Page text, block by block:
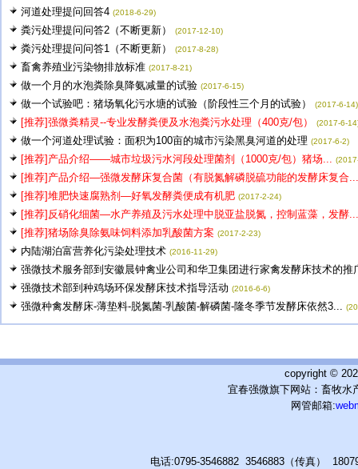
河道处理提问回答4 (2018-6-29)
粪污处理提问问答2（不断更新） (2017-12-10)
粪污处理提问问答1（不断更新） (2017-8-28)
畜禽养殖业污染物排放标准 (2017-8-21)
做一个月的水泡粪除臭降氨减量的试验 (2017-6-15)
做一个试验吧：猪场氧化污水塘的试验（阶段性三个月的试验） (2017-6-14)
[推荐]强微粪精灵--专业发酵粪便及水泡粪污水处理（400克/包） (2017-6-
做一个河道处理试验：面积为100亩的城市污染黑臭河道的处理 (2017-6-2)
[推荐]产品介绍——城市垃圾污水河段处理菌剂（1000克/包）猪场...
[推荐]产品介绍—强微发酵床复合菌（有脱氮解磷脱硫功能的发酵床复合...
[推荐]堆肥快速腐熟剂—好氧发酵粪便成有机肥 (2017-2-24)
[推荐]反硝化细菌—水产养殖及污水处理中脱亚盐脱氮，控制蓝藻，发酵...
[推荐]猪场除臭除氨味饲料添加乳酸菌方案 (2017-2-23)
内陆湖泊富营养化污染处理技术 (2016-11-29)
强微技术服务部到安徽晨钟禽业公司和华卫集团进行家禽发酵床技术的推
强微技术部到种鸡场环保发酵床技术指导活动 (2016-6-6)
强微种禽发酵床-薄垫料-脱氮菌-乳酸菌-解磷菌-隆冬季节发酵床依然3...
copyright ©
宜春强微旗下网站：畜牧水
网管邮箱:
电话:0795-3546882 3546883（传真）